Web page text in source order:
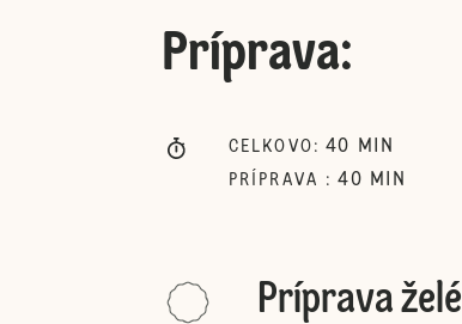
Príprava:
CELKOVO : 40 MIN
PRÍPRAVA : 40 MIN
Príprava želé